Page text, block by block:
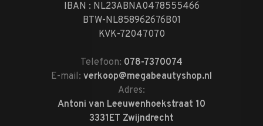
IBAN : NL23ABNA0478555466
BTW-NL858962676B01
KVK-72047070
Telefoon: 078-7370074
E-mail: verkoop@megabeautyshop.nl
Adres:
Antoni van Leeuwenhoekstraat 10
3331ET Zwijndrecht